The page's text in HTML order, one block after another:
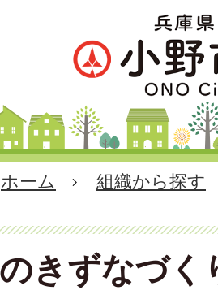
ホーム 組織から探す
きずなづく